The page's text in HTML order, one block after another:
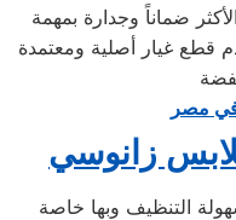
ضماناً وجدارة بمهمة
قطع غيار أصلية ومعتمدة
في مصر
زانوسي
التنظيف وبها خاصة